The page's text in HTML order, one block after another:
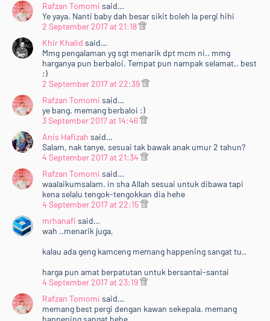
Rafzan Tomomi said…
Ye yaya. Nanti baby dah besar sikit boleh la pergi hihi
2 September 2017 at 21:18
Khir Khalid said…
Mmg pengalaman yg sgt menarik dpt mcm ni.. mmg
harganya pun berbaloi. Tempat pun nampak selamat.. best
:)
2 September 2017 at 22:39
Rafzan Tomomi said…
ye bang. memang berbaloi :)
3 September 2017 at 14:46
Anis Hafizah said…
Salam, nak tanye, sesuai tak bawak anak umur 2 tahun?
4 September 2017 at 21:34
Rafzan Tomomi said…
waalaikumsalam. in sha Allah sesuai untuk dibawa tapi
kena selalu tengok-tengokkan dia hehe
4 September 2017 at 22:15
mrhanafi said…
wah ..menarik juga,
kalau ada geng kamceng memang happening sangat tu..
harga pun amat berpatutan untuk bersantai-santai
4 September 2017 at 23:19
Rafzan Tomomi said…
memang best pergi dengan kawan sekepala. memang
happening sangat hehe